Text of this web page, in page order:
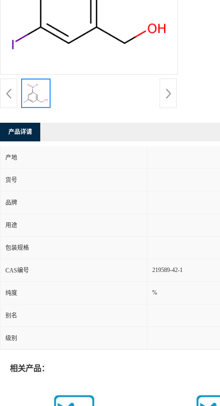
产品详请
产地
货号
品牌
用途
包装规格
CAS编号 219589-42-1
纯度 %
别名
级别
相关产品：